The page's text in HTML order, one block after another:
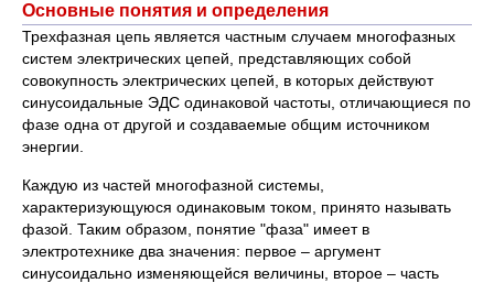
Основные понятия и определения
Трехфазная цепь является частным случаем многофазных
систем электрических цепей, представляющих собой
совокупность электрических цепей, в которых действуют
синусоидальные ЭДС одинаковой частоты, отличающиеся по
фазе одна от другой и создаваемые общим источником
энергии.
Каждую из частей многофазной системы,
характеризующуюся одинаковым током, принято называть
фазой. Таким образом, понятие "фаза" имеет в
электротехнике два значения: первое – аргумент
синусоидально изменяющейся величины, второе – часть